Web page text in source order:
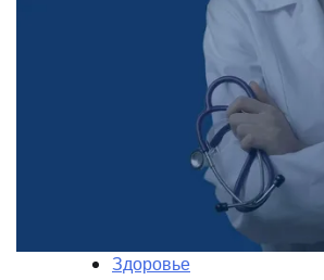
Здоровье